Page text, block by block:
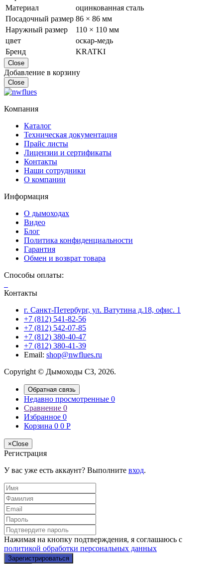
Материал
оцинкованная сталь
Посадочный размер 86 × 86 мм
Наружный размер
110 × 110 мм
цвет
оскар-медь
Бренд
KRATKI
Close
Добавление в корзину
Close
Компания
Каталог
Техническая документация
Прайс листы
Лицензии и сертификаты
Контакты
Наши сотрудники
О компании
Информация
О дымоходах
Видео
Блог
Политика конфиденциальности
Гарантия
Обмен и возврат товара
Способы оплаты:
Контакты
г. Санкт-Петербург, ул. Ватутина д.18, офис. 1
+7 (812) 541-82-56
+7 (812) 542-07-85
+7 (812) 380-40-47
+7 (812) 380-41-39
Email: shop@nwflues.ru
Copyright © Дымоходы СЗ, 2026.
Обратная связь
Недавно просмотренные 0
Сравнение 0
Избранное 0
Корзина 0 0 Р
×Close
Регистрация
У вас уже есть аккаунт? Выполните вход.
Нажимая на кнопку подтверждения, я соглашаюсь с
политикой обработки персональных данных